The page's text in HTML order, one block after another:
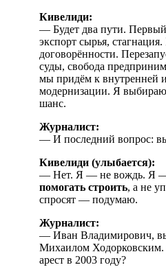
Кивелиди:
— Будет два пути.
экспорт сырья,
договорённости.
суды, свобода
мы придём к внутренней
модернизации. Я
шанс.
Журналист:
— И последний вопрос:
Кивелиди (улыбается):
— Нет. Я — не вождь. Я —
помогать строить, а не
спросят — подумаю.
Журналист:
— Иван Владимирович,
Михаилом Ходорковским.
арест в 2003 году?